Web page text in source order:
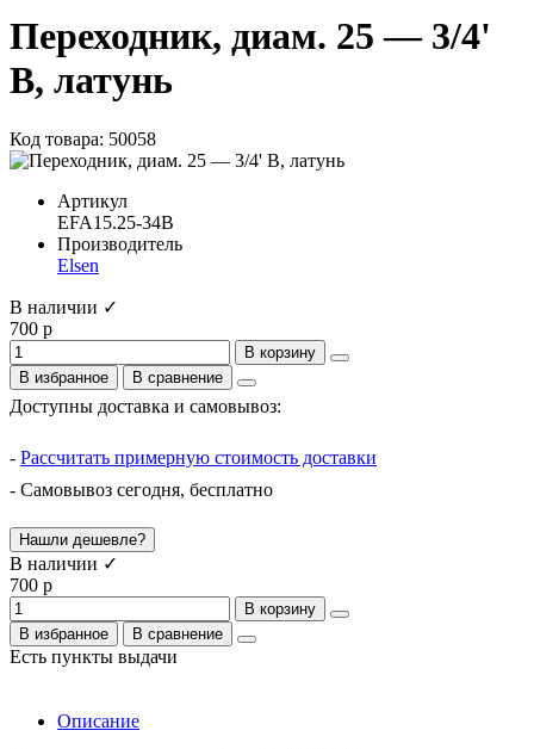
Переходник, диам. 25 — 3/4'
В, латунь
Код товара: 50058
Артикул
EFA15.25-34B
Производитель
Elsen
В наличии ✓
700 р
В корзину
В избранное
В сравнение
Доступны доставка и самовывоз:
- Рассчитать примерную стоимость доставки
- Самовывоз сегодня, бесплатно
Нашли дешевле?
В наличии ✓
700 р
В корзину
В избранное
В сравнение
Есть пункты выдачи
Описание